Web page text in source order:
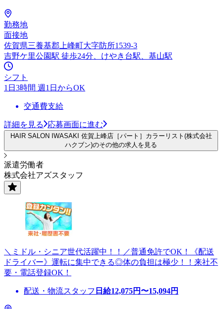
勤務地
面接地
佐賀県三養基郡上峰町大字防所1539-3
吉野ケ里公園駅 徒歩24分、けやき台駅、基山駅
シフト
1日3時間 週1日からOK
交通費支給
詳細を見る 応募画面に進む
HAIR SALON IWASAKI 佐賀上峰店［パート］カラーリスト(株式会社
ハクブン)のその他の求人を見る
派遣労働者
株式会社アズスタッフ
＼ミドル・シニア世代活躍中！！／普通免許でOK！《配送
ドライバー》運転に集中できる◎体の負担は極少！！来社不
要・電話登録OK！
配送・物流スタッフ 日給12,075円〜15,094円